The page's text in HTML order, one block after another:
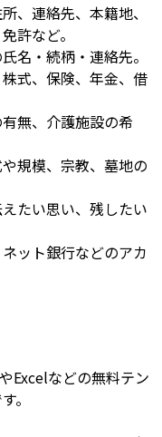
、連絡先、本籍地、
許など。
名・続柄・連絡先。
式、保険、年金、借
無、介護施設の希
規模、宗教、墓地の
たい思い、残したい
ット銀行などのアカ
Excelなどの無料テン
。